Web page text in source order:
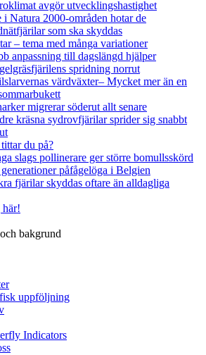
avgör utvecklingshastighet
i Natura 2000-områden hotar de
som ska skyddas
– tema med många variationer
anpassning till dagslängd hjälper
spridning norrut
värdväxter– Mycket mer än en
migrerar söderut allt senare
kräsna sydrovfjärilar sprider sig snabbt
du på?
slags pollinerare ger större bomullsskörd
påfågelöga i Belgien
fjärilar skyddas oftare än alldagliga
bakgrund
uppföljning
Indicators